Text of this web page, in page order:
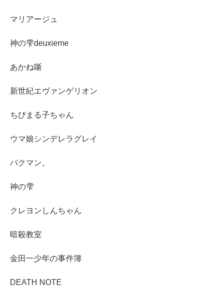
マリアージュ
神の雫deuxieme
あかね噺
新世紀エヴァンゲリオン
ちびまる子ちゃん
ウマ娘シンデレラグレイ
バクマン。
神の雫
クレヨンしんちゃん
暗殺教室
金田一少年の事件簿
DEATH NOTE